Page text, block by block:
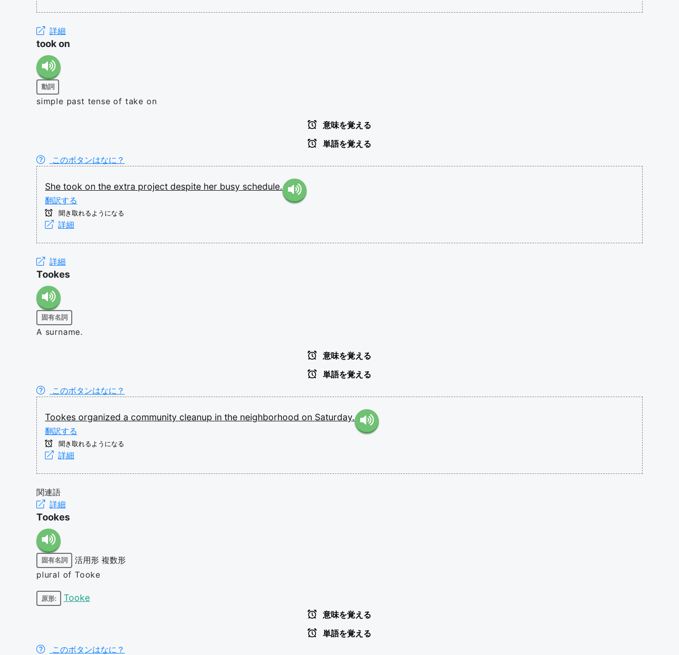
詳細
took on
動詞
simple past tense of take on
意味を覚える
単語を覚える
このボタンはなに？
She took on the extra project despite her busy schedule.
翻訳する
聞き取れるようになる
詳細
詳細
Tookes
固有名詞
A surname.
意味を覚える
単語を覚える
このボタンはなに？
Tookes organized a community cleanup in the neighborhood on Saturday.
翻訳する
聞き取れるようになる
詳細
関連語
詳細
Tookes
固有名詞 活用形 複数形
plural of Tooke
原形: Tooke
意味を覚える
単語を覚える
このボタンはなに？